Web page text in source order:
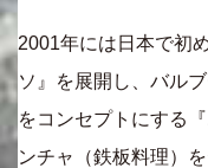
2001年には日本で初
ソ』を展開し、バル
をコンセプトにする
ンチャ（鉄板料理）